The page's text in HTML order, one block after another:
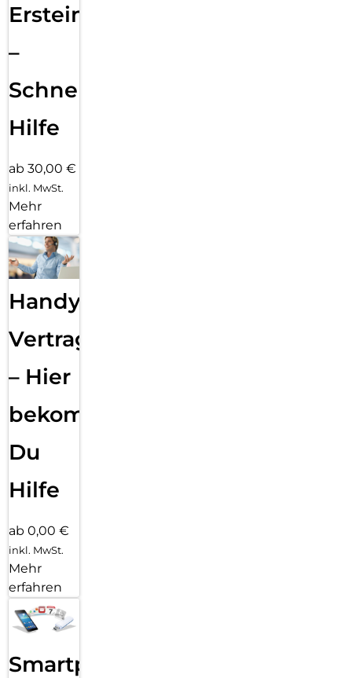
Ersteinrichtung
–
Schnelle
Hilfe
ab 30,00 €
inkl. MwSt.
Mehr
erfahren
Handy
Vertragsabwicklung
– Hier
bekommst
Du
Hilfe
ab 0,00 €
inkl. MwSt.
Mehr
erfahren
Smartphone